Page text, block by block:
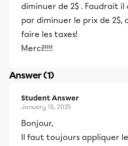
diminuer de 2$ . Faudrait
par diminuer le prix de 2$,
faire les taxes!
Merci!!!!!
Answer (1)
Student Answer
January 15, 2025
Bonjour,
Il faut toujours appliquer